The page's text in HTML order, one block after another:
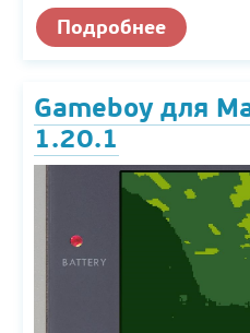
Подробнее
Gameboy для
1.20.1